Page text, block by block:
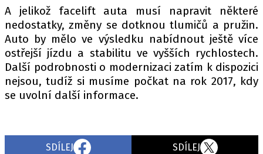
Máte příběh, fotku nebo video?
Pošlete e-mail na autoroad.cz
ETICKÝ KODEX
KONTAKT
VYDAVATEL
OSOBNÍ ÚDAJE / COOKIES
A jelikož facelift auta musí napravit některé
nedostatky, změny se dotknou tlumičů a pružin.
Auto by mělo ve výsledku nabídnout ještě více
ostřejší jízdu a stabilitu ve vyšších rychlostech.
Další podrobnosti o modernizaci zatím k dispozici
nejsou, tudíž si musíme počkat na rok 2017, kdy
se uvolní další informace.
SDÍLEJ SDÍLEJ